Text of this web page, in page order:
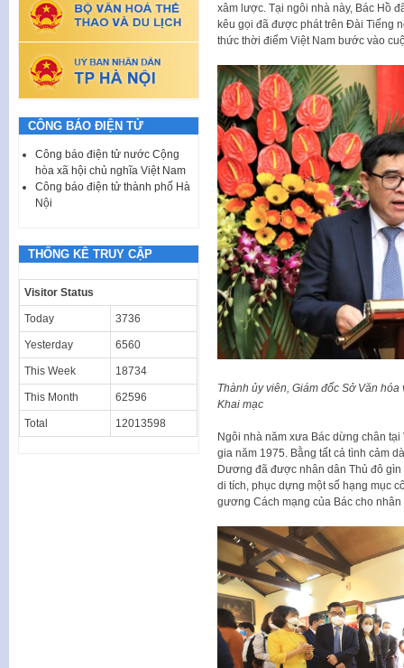
xâm lược. Tại ngôi nhà này, Bác Hồ
kêu gọi đã được phát trên Đài Tiếng
thức thời điểm Việt Nam bước vào
Thành ủy viên, Giám đốc Sở Văn
Khai mạc
Ngôi nhà năm xưa Bác dừng chân
gia năm 1975. Bằng tất cả tình cảm
Dương đã được nhân dân Thủ đô
di tích, phục dựng một số hạng mục
gương Cách mạng của Bác cho
CÔNG BÁO ĐIỆN TỬ
Công báo điện tử nước Cộng
hòa xã hội chủ nghĩa Việt Nam
Công báo điện tử thành phố Hà
Nội
THỐNG KÊ TRUY CẬP
Visitor Status
Today 3736
Yesterday 6560
This Week 18734
This Month 62596
Total 12013598